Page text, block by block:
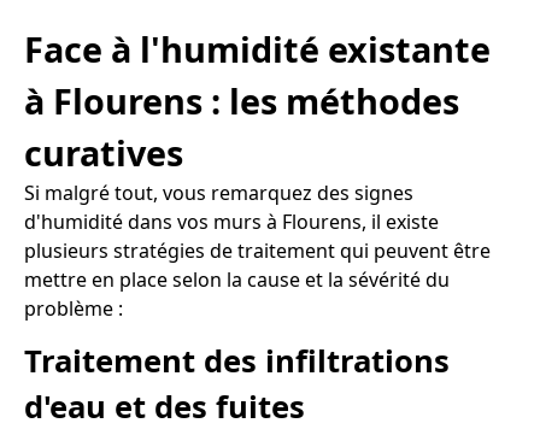
Face à l'humidité existante
à Flourens : les méthodes
curatives
Si malgré tout, vous remarquez des signes
d'humidité dans vos murs à Flourens, il existe
plusieurs stratégies de traitement qui peuvent être
mettre en place selon la cause et la sévérité du
problème :
Traitement des infiltrations
d'eau et des fuites